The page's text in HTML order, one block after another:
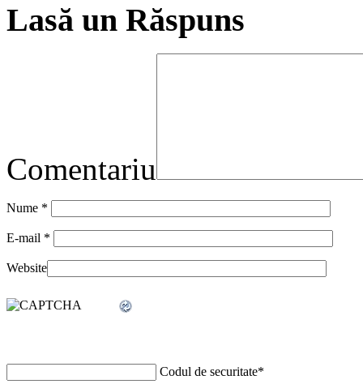
Lasă un Răspuns
Comentariu
Nume *
E-mail *
Website
Codul de securitate*